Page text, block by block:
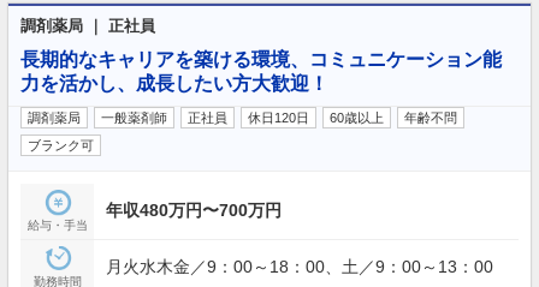
調剤薬局 ｜ 正社員
長期的なキャリアを築ける環境、コミュニケーション能
力を活かし、成長したい方大歓迎！
調剤薬局 一般薬剤師 正社員 休日120日 60歳以上
年齢不問
ブランク可
給与・手当
年収480万円〜700万円
勤務時間
月火水木金／9：00～18：00、土／9：00～13：00